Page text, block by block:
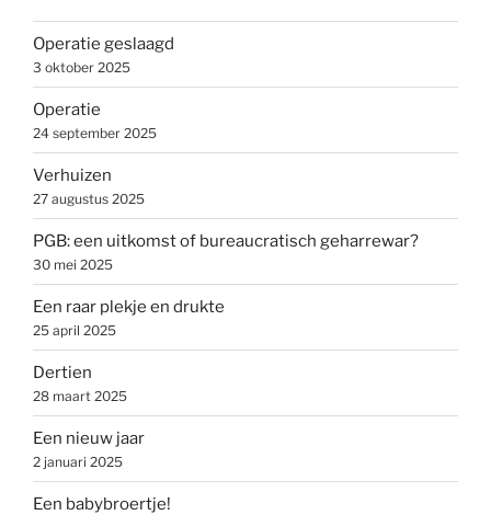
Operatie geslaagd
3 oktober 2025
Operatie
24 september 2025
Verhuizen
27 augustus 2025
PGB: een uitkomst of bureaucratisch geharrewar?
30 mei 2025
Een raar plekje en drukte
25 april 2025
Dertien
28 maart 2025
Een nieuw jaar
2 januari 2025
Een babybroertje!